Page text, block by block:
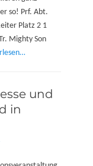
so! Prf. Abt.
Platz 2 1
Mighty Son
und
in